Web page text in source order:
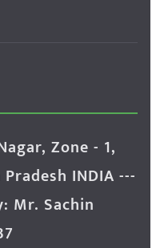
Zone - 1,
INDIA ---
Mr. Sachin